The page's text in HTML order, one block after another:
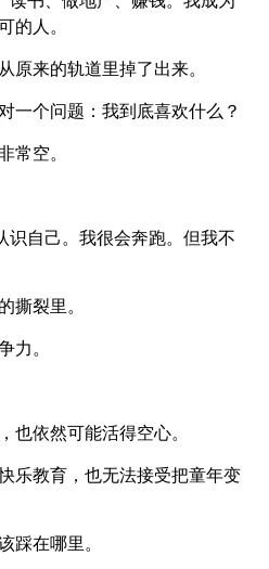
的人。
原来的轨道里掉了出来。
一个问题：我到底喜欢什么？
常空。
识自己。我很会奔跑。但我不
撕裂里。
力。
也依然可能活得空心。
乐教育，也无法接受把童年变
踩在哪里。